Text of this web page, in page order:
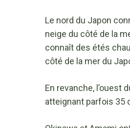
Le nord du Japon
neige du côté de la
connaît des étés
côté de la mer du
En revanche,
atteignant parfois 35